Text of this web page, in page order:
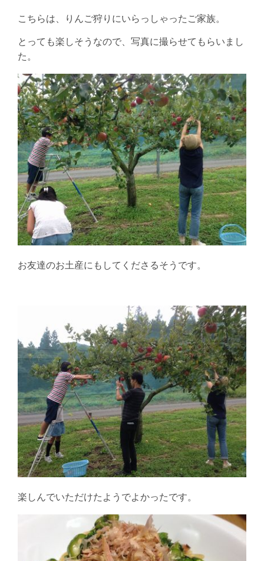
こちらは、りんご狩りにいらっしゃったご家族。
とっても楽しそうなので、写真に撮らせてもらいまし
た。
お友達のお土産にもしてくださるそうです。
楽しんでいただけたようでよかったです。